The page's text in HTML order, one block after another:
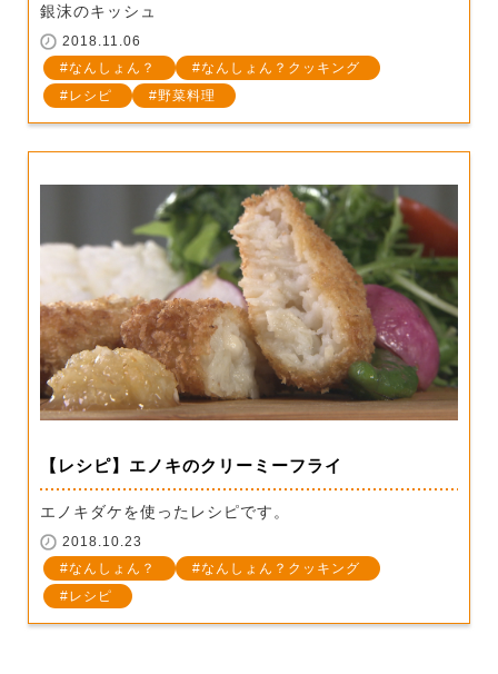
銀沫のキッシュ
2018.11.06
なんしょん？
なんしょん？クッキング
レシピ
野菜料理
【レシピ】エノキのクリーミーフライ
エノキダケを使ったレシピです。
2018.10.23
なんしょん？
なんしょん？クッキング
レシピ